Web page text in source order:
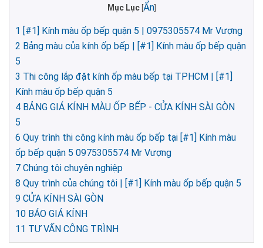
Mục Lục Ẩn]
1 [#1] Kính màu ốp bếp quận 5 | 0975305574 Mr Vượng
2 Bảng màu của kính ốp bếp | [#1] Kính màu ốp bếp quận
5
3 Thi công lắp đặt kính ốp màu bếp tại TPHCM | [#1]
Kính màu ốp bếp quận 5
4 BẢNG GIÁ KÍNH MÀU ỐP BẾP - CỬA KÍNH SÀI GÒN
5
6 Quy trình thi công kính màu ốp bếp tại [#1] Kính màu
ốp bếp quận 5 0975305574 Mr Vượng
7 Chúng tôi chuyên nghiệp
8 Quy trình của chúng tôi | [#1] Kính màu ốp bếp quận 5
9 CỬA KÍNH SÀI GÒN
10 BÁO GIÁ KÍNH
11 TƯ VẤN CÔNG TRÌNH